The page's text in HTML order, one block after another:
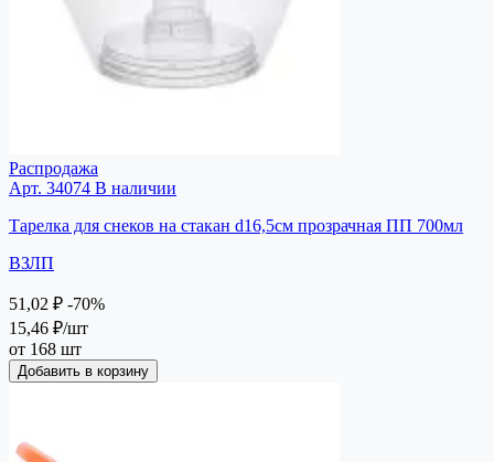
Распродажа
Арт. 34074 В наличии
Тарелка для снеков на стакан d16,5см прозрачная ПП 700мл
ВЗЛП
51,02 ₽ -70%
15,46 ₽/шт
от 168 шт
Добавить в корзину